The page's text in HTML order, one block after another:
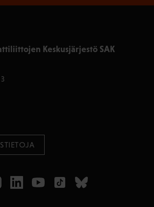
Keskusjärjestö SAK